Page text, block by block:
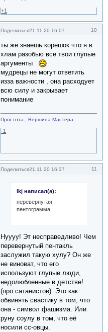
+1
Поделиться 10
21.11.20 16:07
ты же знаешь корешок что я в
хлам разобью все твои глупые
аргументы
мудрецы не могут ответить
изза важности , она расходует
всю силу и закрывает
понимание
Простота , Вершина Мастера.
-1
Поделиться 11
21.11.20 16:37
lkj написал(а):
перевернутая
пентограмма.
Нуууу! Эт несправедливо! Чем
перевернутый пентакль
заслужил такую хулу? Он же
не виноват, что его
используют глупые люди,
недолюбленные в детстве!
(про сатанистов). Это как
обвинять свастику в том, что
она - символ фашизма. Или
руну соулу в том, что её
носили сс-овцы.